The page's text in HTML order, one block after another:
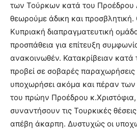
των Τούρκων κατά του Προέδρου
θεωρούμε άδικη και
Κυπριακή διαπραγματευτική
προσπάθεια για επίτευξη
ανακοινωθέν. Κατακρίβειαν
προβεί σε σοβαρές παραχωρήσεις
υποχωρήσει ακόμα και πέραν
του πρώην Προέδρου
συναντήσουν τις Τουρκικές
απέβη άκαρπη. Δυστυχώς οι